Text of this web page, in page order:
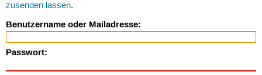
zusenden lassen.
Benutzername oder Mailadresse:
Passwort: